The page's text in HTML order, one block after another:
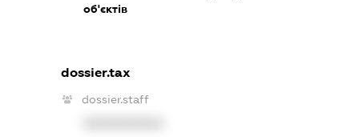
об'єктів
dossier.tax
dossier.staff